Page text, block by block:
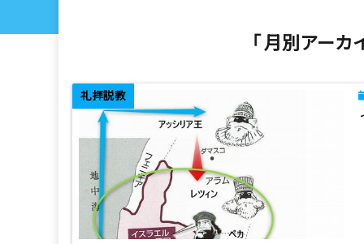
「 月別アー
礼拝説教